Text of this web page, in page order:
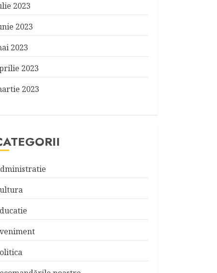
2023
2023
2023
2023
2023